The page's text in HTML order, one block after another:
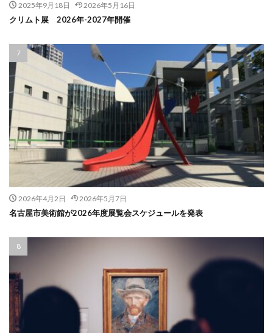
2025年9月18日 2026年5月16日
クリムト展 2026年-2027年開催
2026年4月2日 2026年5月7日
名古屋市美術館が2026年度展覧会スケジュールを発表